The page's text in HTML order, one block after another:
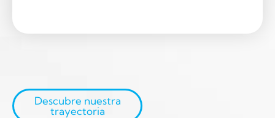
Descubre nuestra
trayectoria